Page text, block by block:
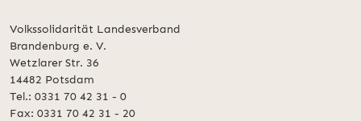
Volkssolidarität Landesverband
Brandenburg e. V.
Wetzlarer Str. 36
14482 Potsdam
Tel.: 0331 70 42 31 - 0
Fax: 0331 70 42 31 - 20